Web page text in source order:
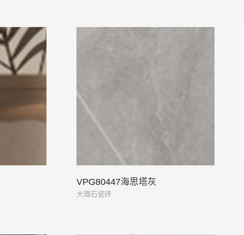
VPG80447海思塔灰
大理石瓷砖